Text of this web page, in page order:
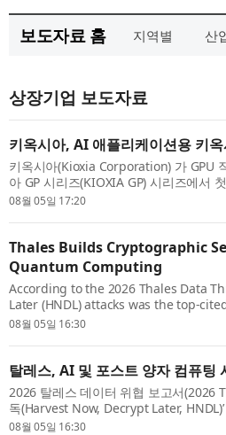
보도자료 홈 지역별 산
상장기업 보도자료
키옥시아, AI 애플리케이션용 키
키옥시아(Kioxia Corporation) 가 GPU
아 GP 시리즈(KIOXIA GP) 시리즈에서
PCIe® 6.0 NVMe™ SSD를 발표했다.
08월 05일 17:20
Thales Builds Cryptographic
Quantum Computing
According to the 2026 Thales Data
Later (HNDL) attacks was the top-
they are prototyping and evaluating
08월 05일 16:30
탈레스, AI 및 포스트 양자 컴퓨팅
2026 탈레스 데이터 위협 보고서(2026
독(Harvest Now, Decrypt Later,
의 59%가 양자 시대에 대비해 양자 내
08월 05일 16:30